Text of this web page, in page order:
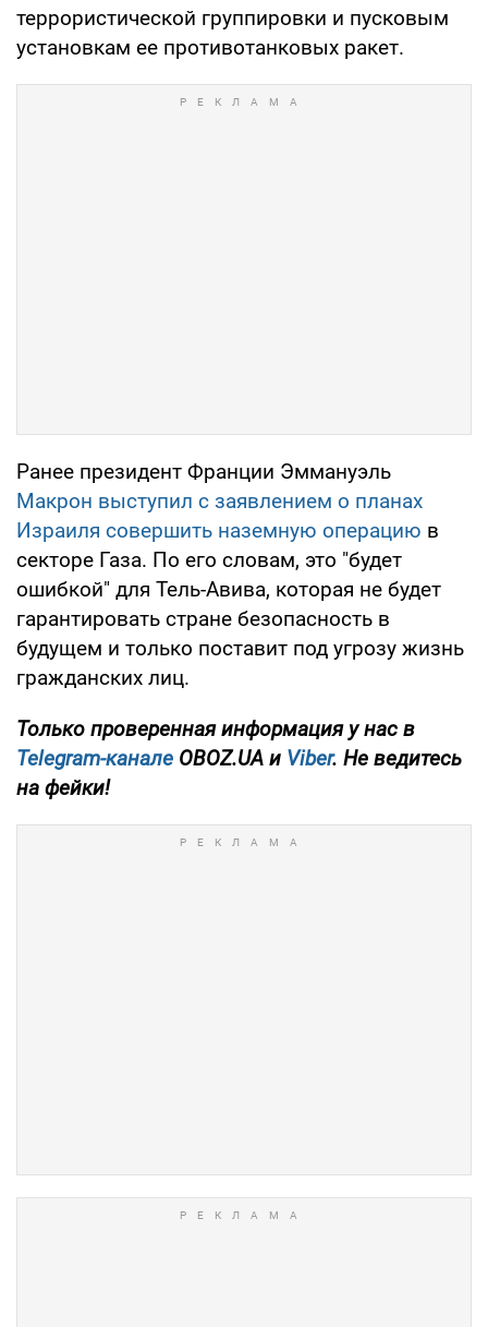
террористической группировки и пусковым
установкам ее противотанковых ракет.
Ранее президент Франции Эммануэль
Макрон выступил с заявлением о планах
Израиля совершить наземную операцию в
секторе Газа. По его словам, это "будет
ошибкой" для Тель-Авива, которая не будет
гарантировать стране безопасность в
будущем и только поставит под угрозу жизнь
гражданских лиц.
Только проверенная информация у нас в
Telegram-канале OBOZ.UA и Viber. Не ведитесь
на фейки!